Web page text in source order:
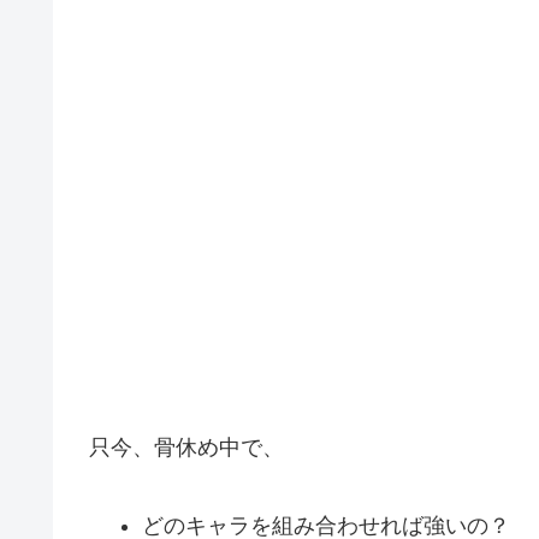
只今、骨休め中で、
どのキャラを組み合わせれば強いの？